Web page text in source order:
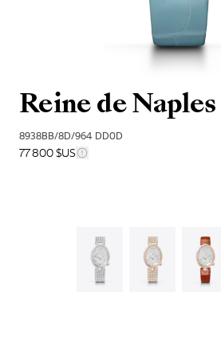
Reine de
8938BB/8D/964 DD0D
77 800 $US